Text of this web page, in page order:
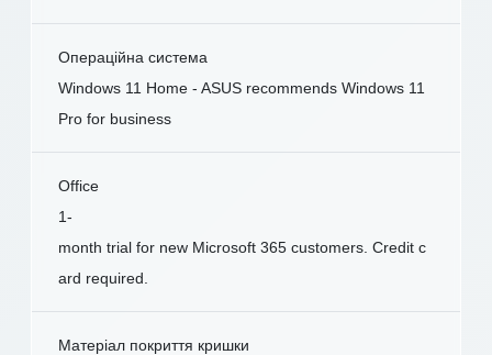
Операційна система
Windows 11 Home - ASUS recommends Windows 11
Pro for business
Office
1-
month trial for new Microsoft 365 customers. Credit c
ard required.
Матеріал покриття кришки